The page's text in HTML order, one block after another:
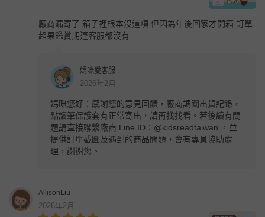
廠商漏寄了 箱子裡根本沒這項 但因為年後回家才開箱 訂單
超果鑑賞期連客服都沒有
媽咪愛客服
2026年2月
媽咪您好：感謝您的意見回饋，廠商調閱出貨紀錄，
點讀筆保護套有正常寄出，請再找找看。若後續有問
題請直接聯繫廠商 Line ID：@kidsreadtaiwan ，並
提供訂單截圖及遇到的商品問題，會有專員協助處
理，謝謝您。
AllisonLiu
2026年2月